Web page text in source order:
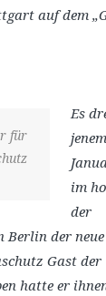
auf dem
für
Es
im
der
Berlin der
Gast der
hatte er